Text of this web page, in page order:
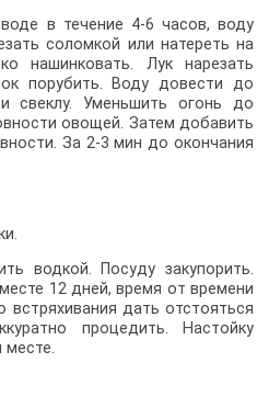
в течение 4-6 часов, воду
соломкой или натереть на
нашинковать. Лук нарезать
порубить. Воду довести до
свеклу. Уменьшить огонь до
овощей. Затем добавить
За 2-3 мин до окончания
водкой. Посуду закупорить.
12 дней, время от времени
встряхивания дать отстояться
процедить. Настойку
месте.